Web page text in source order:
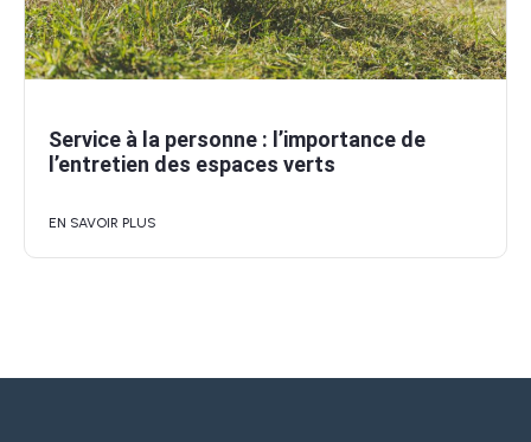
Service à la personne : l’importance de
l’entretien des espaces verts
EN SAVOIR PLUS